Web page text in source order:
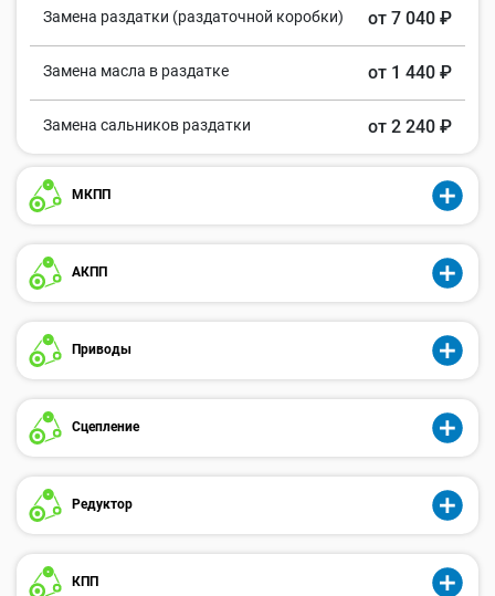
Замена раздатки (раздаточной коробки) от 7 040 ₽
Замена масла в раздатке от 1 440 ₽
Замена сальников раздатки от 2 240 ₽
МКПП
АКПП
Приводы
Сцепление
Редуктор
КПП